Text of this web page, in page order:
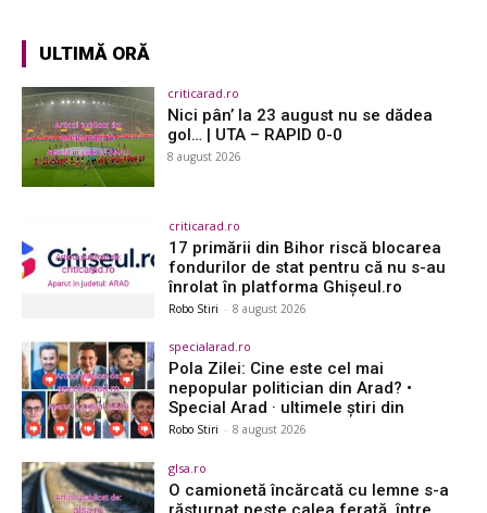
ULTIMĂ ORĂ
criticarad.ro
Nici pân’ la 23 august nu se dădea
gol… | UTA – RAPID 0-0
8 august 2026
criticarad.ro
17 primării din Bihor riscă blocarea
fondurilor de stat pentru că nu s-au
înrolat în platforma Ghișeul.ro
Robo Stiri - 8 august 2026
specialarad.ro
Pola Zilei: Cine este cel mai
nepopular politician din Arad? •
Special Arad · ultimele știri din
Robo Stiri - 8 august 2026
glsa.ro
O camionetă încărcată cu lemne s-a